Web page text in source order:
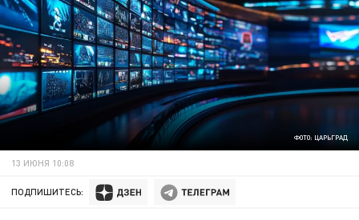
ФОТО: ЦАРЬГРАД
13 ИЮНЯ 10:08
ПОДПИШИТЕСЬ: